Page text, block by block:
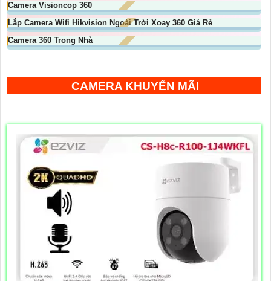
Camera Visioncop 360
Lắp Camera Wifi Hikvision Ngoài Trời Xoay 360 Giá Rẻ
Camera 360 Trong Nhà
CAMERA KHUYẾN MÃI